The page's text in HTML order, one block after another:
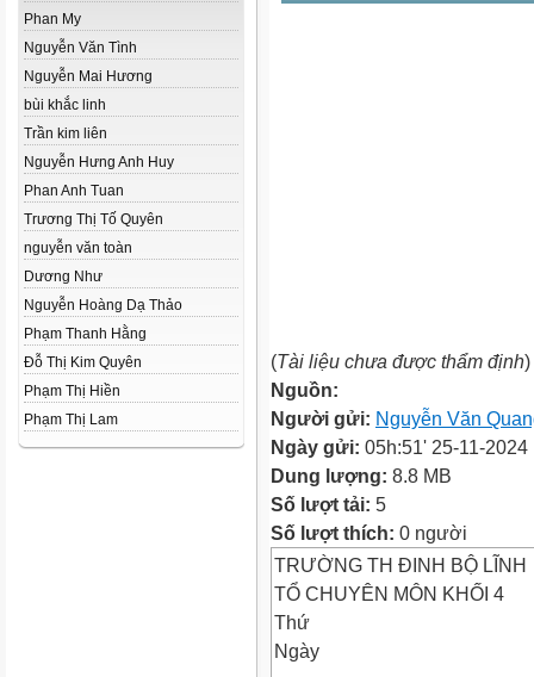
Phan My
Nguyễn Văn Tình
Nguyễn Mai Hương
bùi khắc linh
Trần kim liên
Nguyễn Hưng Anh Huy
Phan Anh Tuan
Trương Thị Tố Quyên
nguyễn văn toàn
Dương Như
Nguyễn Hoàng Dạ Thảo
Phạm Thanh Hằng
Đỗ Thị Kim Quyên
Phạm Thị Hiền
Phạm Thị Lam
(Tài liệu chưa được thẩm định)
Nguồn:
Người gửi: Nguyễn Văn
Ngày gửi: 05h:51' 25-11-2024
Dung lượng: 8.8 MB
Số lượt tải: 5
Số lượt thích: 0 người
TRƯỜNG TH ĐINH BỘ LĨNH
TỔ CHUYÊN MÔN KHỐI 4
Thứ
Ngày